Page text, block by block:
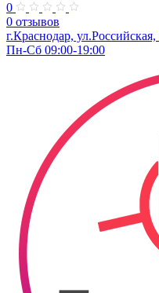
0
0 отзывов
г.Краснодар, ул.Российская,
Пн-Сб 09:00-19:00